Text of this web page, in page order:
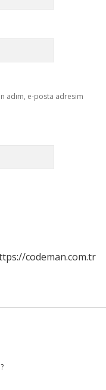
adım, e-posta adresim
codeman.com.tr